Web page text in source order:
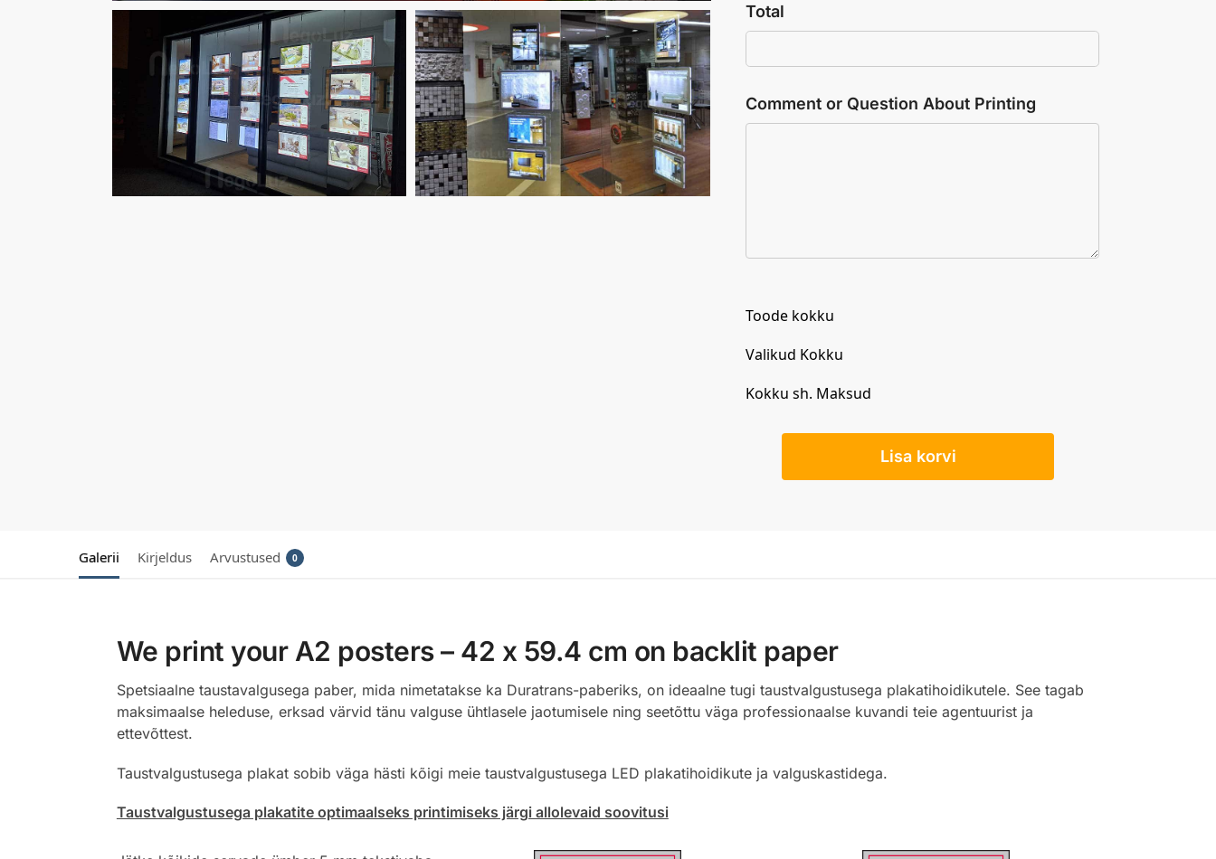
Total
Comment or Question About Printing
Toode kokku
Valikud Kokku
Kokku sh. Maksud
Lisa korvi
Galerii Kirjeldus Arvustused 0
We print your A2 posters – 42 x 59.4 cm on backlit paper
Spetsiaalne taustavalgusega paber, mida nimetatakse ka Duratrans-paberiks, on ideaalne tugi taustvalgustusega plakatihoidikutele. See tagab
maksimaalse heleduse, erksad värvid tänu valguse ühtlasele jaotumisele ning seetõttu väga professionaalse kuvandi teie agentuurist ja
ettevõttest.
Taustvalgustusega plakat sobib väga hästi kõigi meie taustvalgustusega LED plakatihoidikute ja valguskastidega.
Taustvalgustusega plakatite optimaalseks printimiseks järgi allolevaid soovitusi